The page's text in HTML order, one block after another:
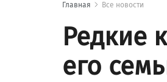
Главная Все новости
Редкие
его